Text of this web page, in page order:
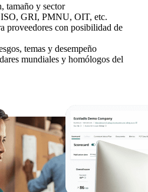
tamaño y sector
ISO, GRI, PMNU, OIT, etc.
proveedores con posibilidad de
temas y desempeño
mundiales y homólogos del